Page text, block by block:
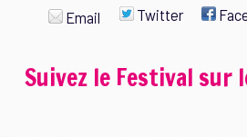
Email Twitter
Suivez le Festival sur